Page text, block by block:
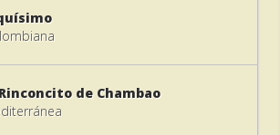
de Chambao